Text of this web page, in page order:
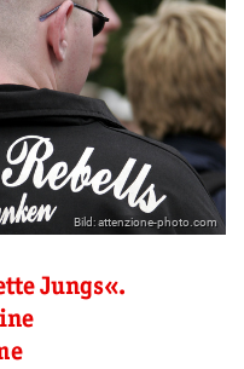
Bild: attenzione-photo.com
Jungs«.